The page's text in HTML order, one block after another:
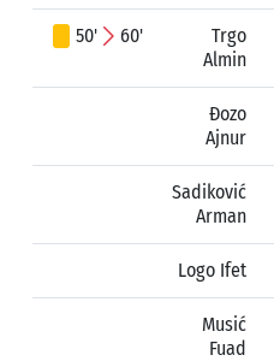
50' 60'
Trgo
Almin
Đozo
Ajnur
Sadiković
Arman
Logo Ifet
Musić
Fuad